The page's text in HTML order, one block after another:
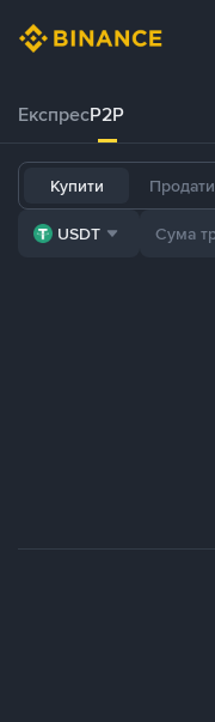
ЕкспресP2P
Купити Продати
USDT